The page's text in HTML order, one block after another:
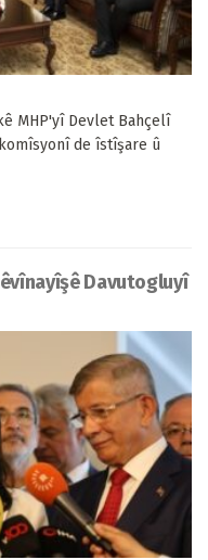
MHP'yî Devlet Bahçelî
de îstîşare û
Davutogluyî